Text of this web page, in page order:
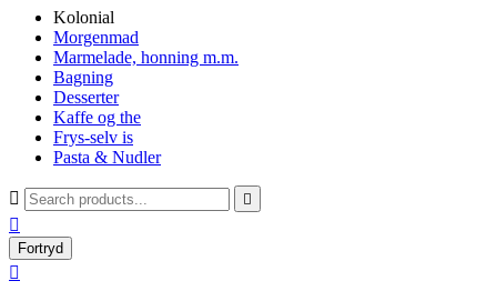
Kolonial
Morgenmad
Marmelade, honning m.m.
Bagning
Desserter
Kaffe og the
Frys-selv is
Pasta & Nudler
 

Fortryd
